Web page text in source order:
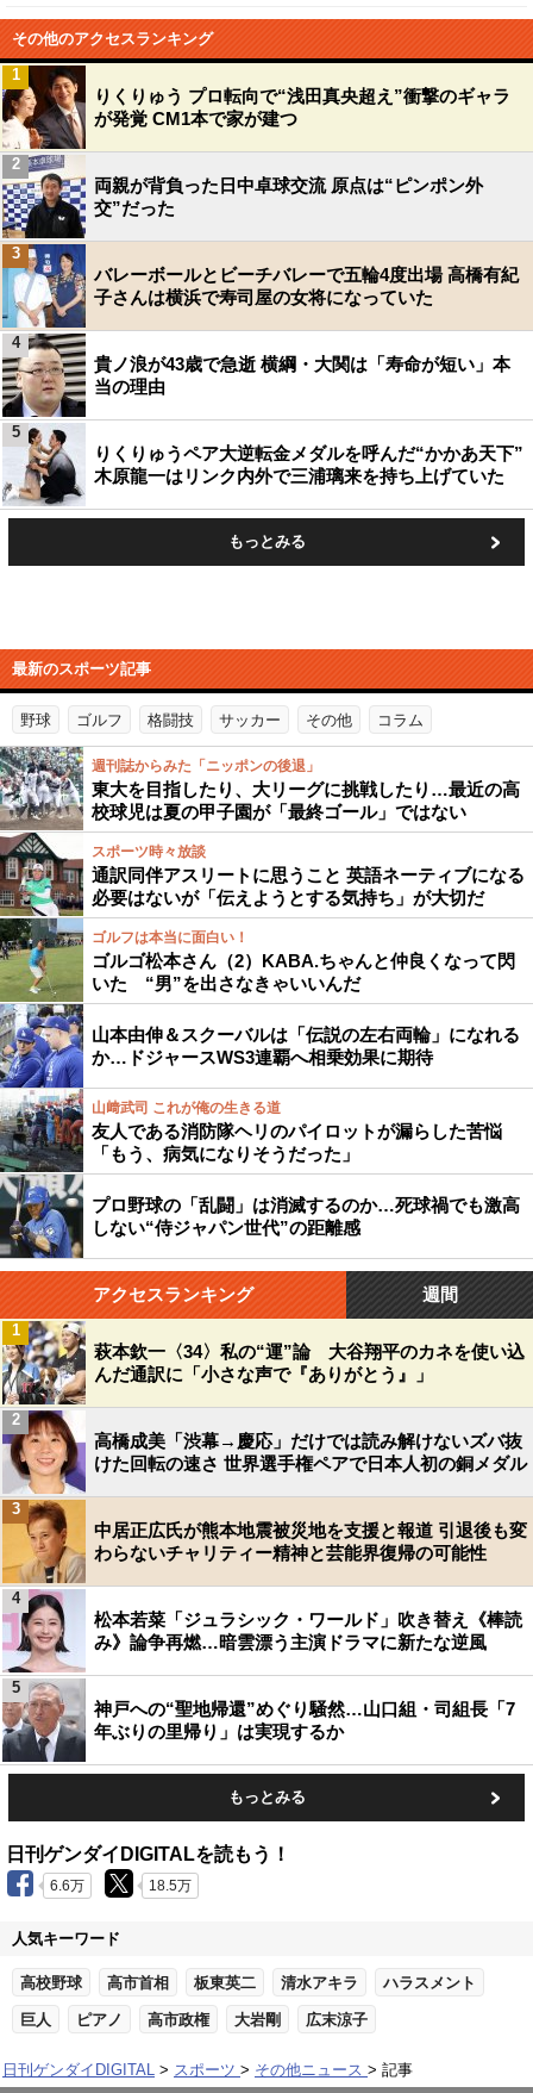
その他のアクセスランキング
りくりゅう プロ転向で“浅田真央超え”衝撃のギャラ
が発覚 CM1本で家が建つ
1
両親が背負った日中卓球交流 原点は“ピンポン外
交”だった
2
バレーボールとビーチバレーで五輪4度出場 高橋有紀
子さんは横浜で寿司屋の女将になっていた
3
貴ノ浪が43歳で急逝 横綱・大関は「寿命が短い」本
当の理由
4
りくりゅうペア大逆転金メダルを呼んだ“かかあ天下”
木原龍一はリンク内外で三浦璃来を持ち上げていた
5
もっとみる
最新のスポーツ記事
野球 ゴルフ 格闘技 サッカー その他 コラム
週刊誌からみた「ニッポンの後退」
東大を目指したり、大リーグに挑戦したり…最近の高
校球児は夏の甲子園が「最終ゴール」ではない
スポーツ時々放談
通訳同伴アスリートに思うこと 英語ネーティブになる
必要はないが「伝えようとする気持ち」が大切だ
ゴルフは本当に面白い！
ゴルゴ松本さん（2）KABA.ちゃんと仲良くなって閃
いた “男”を出さなきゃいいんだ
山本由伸＆スクーバルは「伝説の左右両輪」になれる
か…ドジャースWS3連覇へ相乗効果に期待
山﨑武司 これが俺の生きる道
友人である消防隊ヘリのパイロットが漏らした苦悩
「もう、病気になりそうだった」
プロ野球の「乱闘」は消滅するのか…死球禍でも激高
しない“侍ジャパン世代”の距離感
アクセスランキング 週間
萩本欽一〈34〉私の“運”論 大谷翔平のカネを使い込
んだ通訳に「小さな声で『ありがとう』」
1
高橋成美「渋幕→慶応」だけでは読み解けないズバ抜
けた回転の速さ 世界選手権ペアで日本人初の銅メダル
2
中居正広氏が熊本地震被災地を支援と報道 引退後も変
わらないチャリティー精神と芸能界復帰の可能性
3
松本若菜「ジュラシック・ワールド」吹き替え《棒読
み》論争再燃…暗雲漂う主演ドラマに新たな逆風
4
神戸への“聖地帰還”めぐり騒然…山口組・司組長「7
年ぶりの里帰り」は実現するか
5
もっとみる
日刊ゲンダイDIGITALを読もう！
6.6万 18.5万
人気キーワード
高校野球 高市首相 板東英二 清水アキラ ハラスメント
巨人 ピアノ 高市政権 大岩剛 広末涼子
日刊ゲンダイDIGITAL スポーツ その他ニュース 記事